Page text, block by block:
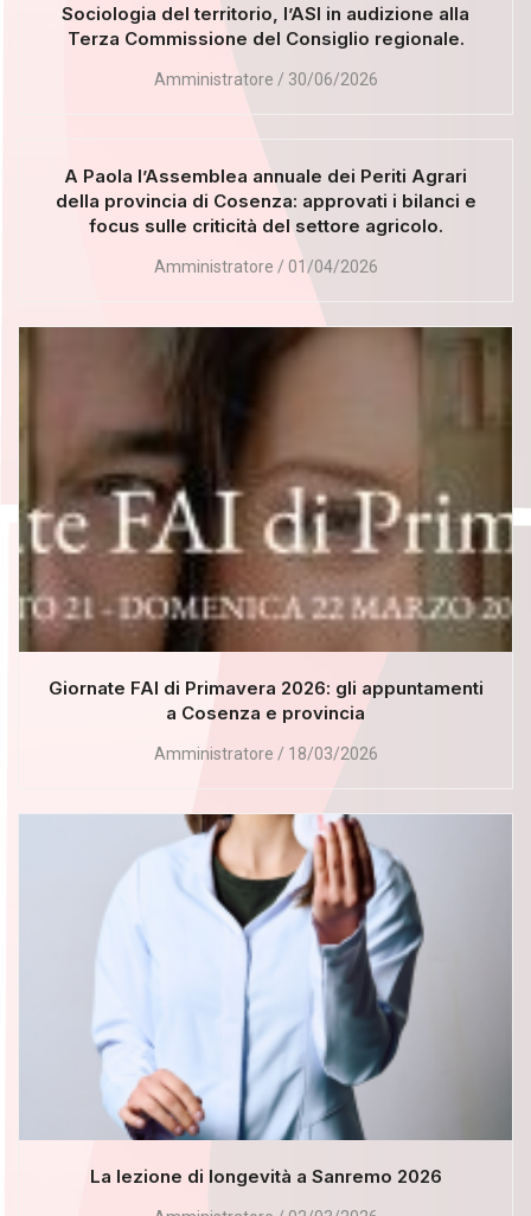
Sociologia del territorio, l’ASI in audizione alla
Terza Commissione del Consiglio regionale.
Amministratore 30/06/2026
A Paola l’Assemblea annuale dei Periti Agrari
della provincia di Cosenza: approvati i bilanci e
focus sulle criticità del settore agricolo.
Amministratore 01/04/2026
Giornate FAI di Primavera 2026: gli appuntamenti
a Cosenza e provincia
Amministratore 18/03/2026
La lezione di longevità a Sanremo 2026